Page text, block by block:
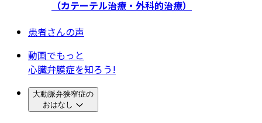
（カテーテル治療・外科的治療）
患者さんの声
動画でもっと
心臓弁膜症を知ろう!
大動脈弁狭窄症の
おはなし